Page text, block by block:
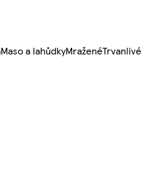
Maso a lahůdkyMraženéTrvanlivé